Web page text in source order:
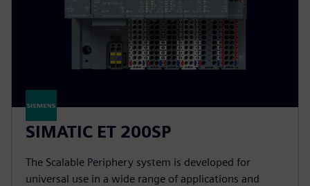
SIMATIC ET 200SP
The Scalable Periphery system is developed for
universal use in a wide range of applications and